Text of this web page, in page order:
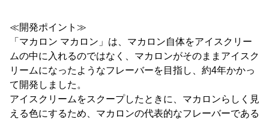
≪開発ポイント≫
「マカロン マカロン」は、マカロン自体をアイスクリー
ムの中に入れるのではなく、マカロンがそのままアイスク
リームになったようなフレーバーを目指し、約4年かかっ
て開発しました。
アイスクリームをスクープしたときに、マカロンらしく見
える色にするため、マカロンの代表的なフレーバーである